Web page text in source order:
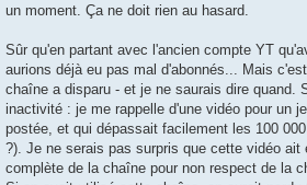
g
un moment. Ça ne doit rien au hasard.
Sûr qu'en partant avec l'ancien compte YT
aurions déjà eu pas mal d'abonnés... Mais
chaîne a disparu - et je ne saurais dire quand.
inactivité : je me rappelle d'une vidéo pour un
postée, et qui dépassait facilement les 100
?). Je ne serais pas surpris que cette vidéo ait
complète de la chaîne pour non respect de la